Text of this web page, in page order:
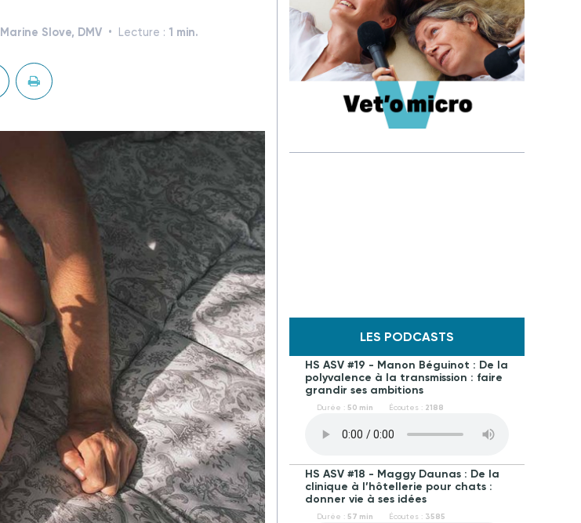
Marine Slove, DMV Lecture : 1 min.
LES PODCASTS
HS ASV #19 - Manon Béguinot : De la
polyvalence à la transmission : faire
grandir ses ambitions
Durée : 50 min Écoutes : 2188
HS ASV #18 - Maggy Daunas : De la
clinique à l’hôtellerie pour chats :
donner vie à ses idées
Durée : 57 min Écoutes : 3585